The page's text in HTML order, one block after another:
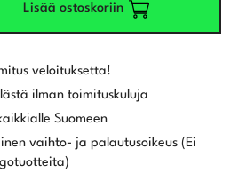
Lisää ostoskoriin
veloituksetta!
ilman toimituskuluja
Suomeen
vaihto- ja palautusoikeus (Ei